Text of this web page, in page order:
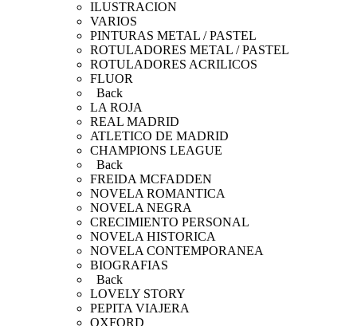
ILUSTRACION
VARIOS
PINTURAS METAL / PASTEL
ROTULADORES METAL / PASTEL
ROTULADORES ACRILICOS
FLUOR
Back
LA ROJA
REAL MADRID
ATLETICO DE MADRID
CHAMPIONS LEAGUE
Back
FREIDA MCFADDEN
NOVELA ROMANTICA
NOVELA NEGRA
CRECIMIENTO PERSONAL
NOVELA HISTORICA
NOVELA CONTEMPORANEA
BIOGRAFIAS
Back
LOVELY STORY
PEPITA VIAJERA
OXFORD